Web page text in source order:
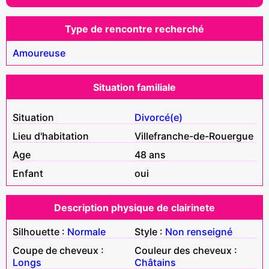
Type de rencontre recherché
Amoureuse
Situation familiale
Situation
Divorcé(e)
Lieu d'habitation
Villefranche-de-Rouergue
Age
48 ans
Enfant
oui
Description physique de clairinete
Silhouette : Normale Style : Non renseigné
Coupe de cheveux :
Longs
Couleur des cheveux :
Châtains